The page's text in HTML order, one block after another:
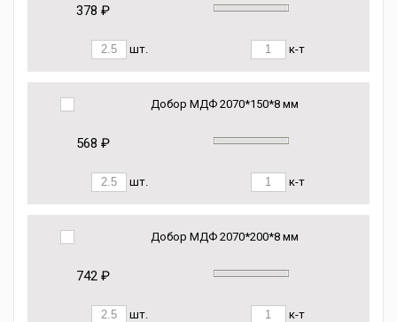
378 ₽
шт. к-т
Добор МДФ 2070*150*8 мм
568 ₽
шт. к-т
Добор МДФ 2070*200*8 мм
742 ₽
шт. к-т